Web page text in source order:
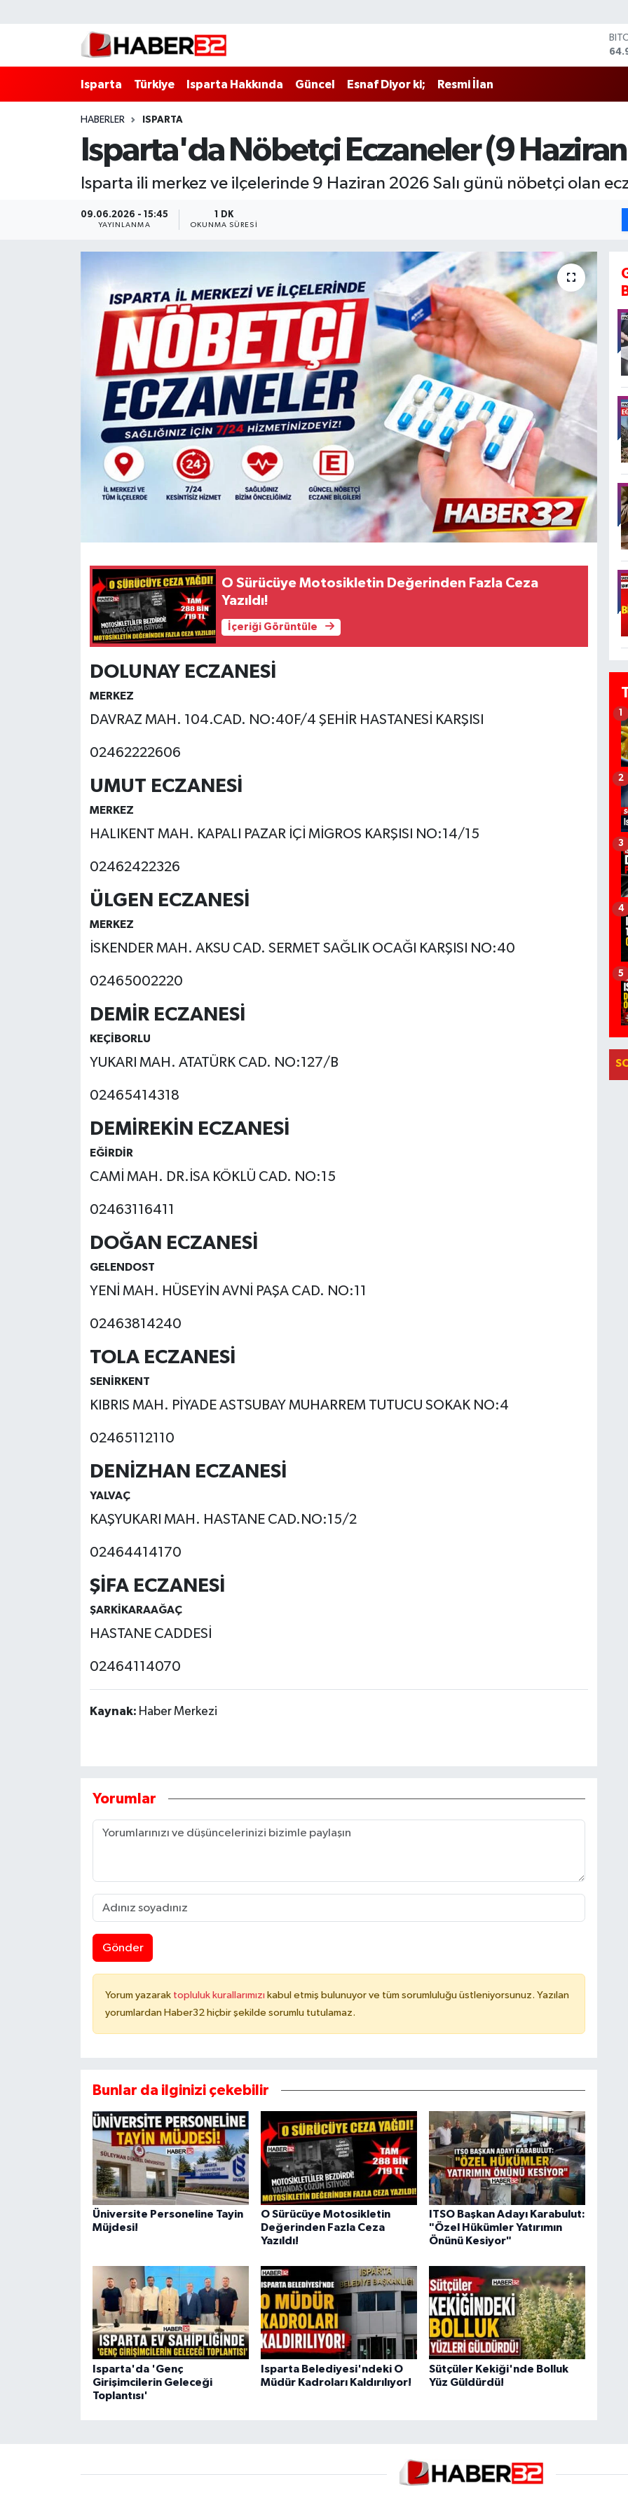
Isparta Türkiye Isparta Hakkında Güncel Esnaf Diyor ki; Resmi İlan
HABERLER ISPARTA
Isparta'da Nöbetçi Eczaneler (9 Haziran
Isparta ili merkez ve ilçelerinde 9 Haziran 2026 Salı günü nöbetçi olan
09.06.2026 - 15:45
YAYINLANMA
1 DK
OKUNMA SÜRESI
O Sürücüye Motosikletin Değerinden Fazla Ceza
Yazıldı!
İçeriği Görüntüle
DOLUNAY ECZANESİ
MERKEZ
DAVRAZ MAH. 104.CAD. NO:40F/4 ŞEHİR HASTANESİ KARŞISI
02462222606
UMUT ECZANESİ
MERKEZ
HALIKENT MAH. KAPALI PAZAR İÇİ MİGROS KARŞISI NO:14/15
02462422326
ÜLGEN ECZANESİ
MERKEZ
İSKENDER MAH. AKSU CAD. SERMET SAĞLIK OCAĞI KARŞISI NO:40
02465002220
DEMİR ECZANESİ
KEÇİBORLU
YUKARI MAH. ATATÜRK CAD. NO:127/B
02465414318
DEMİREKİN ECZANESİ
EĞİRDİR
CAMİ MAH. DR.İSA KÖKLÜ CAD. NO:15
02463116411
DOĞAN ECZANESİ
GELENDOST
YENİ MAH. HÜSEYİN AVNİ PAŞA CAD. NO:11
02463814240
TOLA ECZANESİ
SENİRKENT
KIBRIS MAH. PİYADE ASTSUBAY MUHARREM TUTUCU SOKAK NO:4
02465112110
DENİZHAN ECZANESİ
YALVAÇ
KAŞYUKARI MAH. HASTANE CAD.NO:15/2
02464414170
ŞİFA ECZANESİ
ŞARKİKARAAĞAÇ
HASTANE CADDESİ
02464114070
Kaynak: Haber Merkezi
Yorumlar
Gönder
Yorum yazarak topluluk kurallarımızı kabul etmiş bulunuyor ve tüm sorumluluğu üstleniyorsunuz. Yazılan
yorumlardan Haber32 hiçbir şekilde sorumlu tutulamaz.
Bunlar da ilginizi çekebilir
Üniversite Personeline Tayin
Müjdesi!
O Sürücüye Motosikletin
Değerinden Fazla Ceza
Yazıldı!
ITSO Başkan Adayı Karabulut:
"Özel Hükümler Yatırımın
Önünü Kesiyor"
Isparta'da 'Genç
Girişimcilerin Geleceği
Toplantısı'
Isparta Belediyesi'ndeki O
Müdür Kadroları Kaldırılıyor!
Sütçüler Kekiği'nde Bolluk
Yüz Güldürdü!
1
2
3
4
5
Isparta Hakkında
Esnaf Diyor ki;
BİLİM VE TEKNOLOJİ
HABERDE İNSAN
KÜLTÜR SANAT
Teknoloji
Isparta Nöbetçi Eczaneler
Isparta Hava Durumu
Isparta Trafik Yoğunluk Haritası
Süper Lig Puan Durumu ve Fikstür
Tüm Manşetler